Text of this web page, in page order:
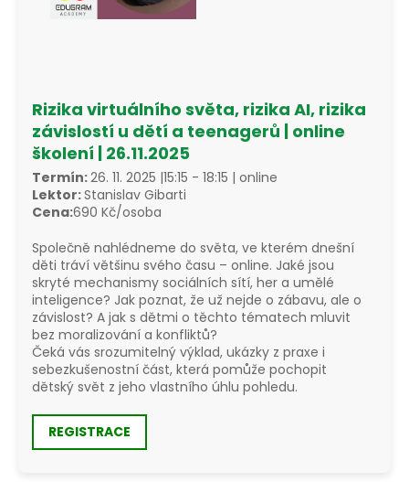
Rizika virtuálního světa, rizika AI, rizika
závislostí u dětí a teenagerů | online
školení | 26.11.2025
Termín:26. 11. 2025 |15:15 - 18:15 | online
Lektor:Stanislav Gibarti
Cena:690 Kč/osoba
Společně nahlédneme do světa, ve kterém dnešní
děti tráví většinu svého času – online. Jaké jsou
skryté mechanismy sociálních sítí, her a umělé
inteligence? Jak poznat, že už nejde o zábavu, ale o
závislost? A jak s dětmi o těchto tématech mluvit
bez moralizování a konfliktů?
Čeká vás srozumitelný výklad, ukázky z praxe i
sebezkušenostní část, která pomůže pochopit
dětský svět z jeho vlastního úhlu pohledu.
REGISTRACE